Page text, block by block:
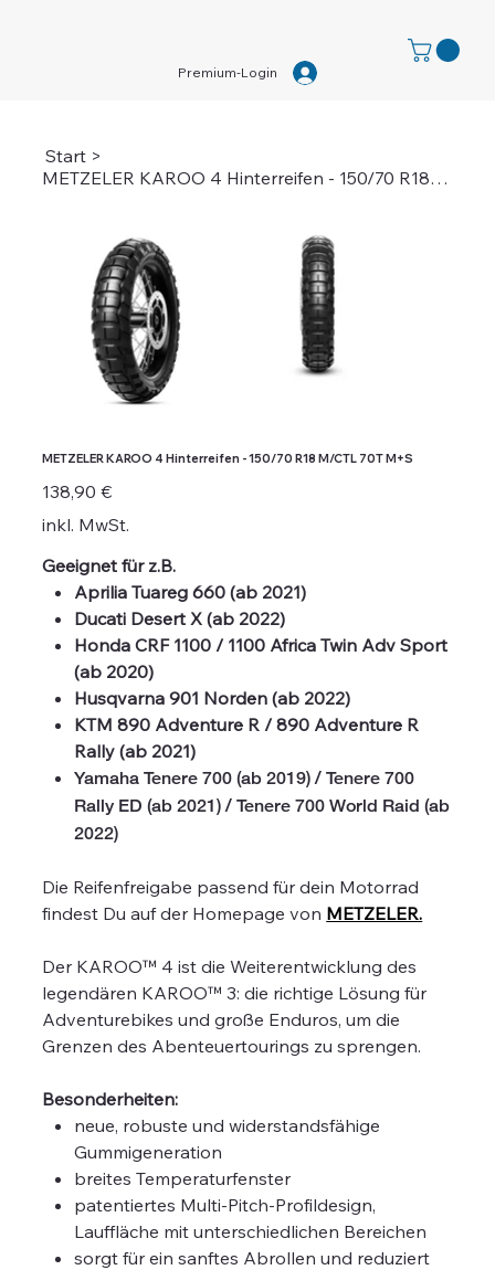
Premium-Login
Start >
METZELER KAROO 4 Hinterreifen - 150/70 R18 M/CTL 70T M+S
METZELER KAROO 4 Hinterreifen - 150/70 R18 M/CTL 70T M+S
Preis
138,90 €
inkl. MwSt.
Geeignet für z.B.
Aprilia Tuareg 660 (ab 2021)
Ducati Desert X (ab 2022)
Honda CRF 1100 / 1100 Africa Twin Adv Sport
(ab 2020)
Husqvarna 901 Norden (ab 2022)
KTM 890 Adventure R / 890 Adventure R
Rally (ab 2021)
Yamaha Tenere 700 (ab 2019) / Tenere 700
Rally ED (ab 2021) / Tenere 700 World Raid (ab
2022)
Die Reifenfreigabe passend für dein Motorrad
findest Du auf der Homepage von METZELER.
Der KAROO™ 4 ist die Weiterentwicklung des
legendären KAROO™ 3: die richtige Lösung für
Adventurebikes und große Enduros, um die
Grenzen des Abenteuertourings zu sprengen.
Besonderheiten:
neue, robuste und widerstandsfähige
Gummigeneration
breites Temperaturfenster
patentiertes Multi-Pitch-Profildesign,
Lauffläche mit unterschiedlichen Bereichen
sorgt für ein sanftes Abrollen und reduziert